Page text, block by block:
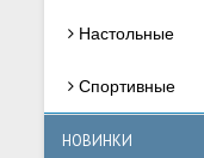
Настольные
Спортивные
НОВИНКИ